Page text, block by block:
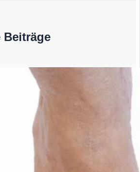
Beiträge